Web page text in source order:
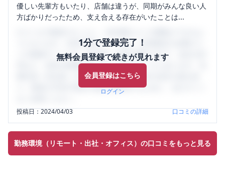
優しい先輩方もいたり、店舗は違うが、同期がみんな良い人
方ばかりだったため、支え合える存在がいたことは...
1分で登録完了！
無料会員登録で続きが見れます
会員登録はこちら
ログイン
うになります。SHEHUB(シーハブ)は、女性限定の企業口コ
ミの投稿サイトです。給与面・女性の働きやすさ・会社の評
判など、女性の転職は気にすべき点がたくさんあります。先
輩社員（元社員）の口コミを通して、本当の会社の姿を知
り、将来の不安や現在の悩みを解消するために、ぜひサイト
投稿日：2024/04/03 口コミの詳細
勤務環境（リモート・出社・オフィス）の口コミをもっと見る